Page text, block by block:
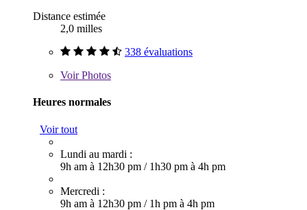
Distance estimée
2,0 milles
338 évaluations
VoirPhotos
Heures normales
Voir tout
Lundi au mardi :
9h am à 12h30 pm / 1h30 pm à 4h pm
Mercredi :
9h am à 12h30 pm / 1h pm à 4h pm